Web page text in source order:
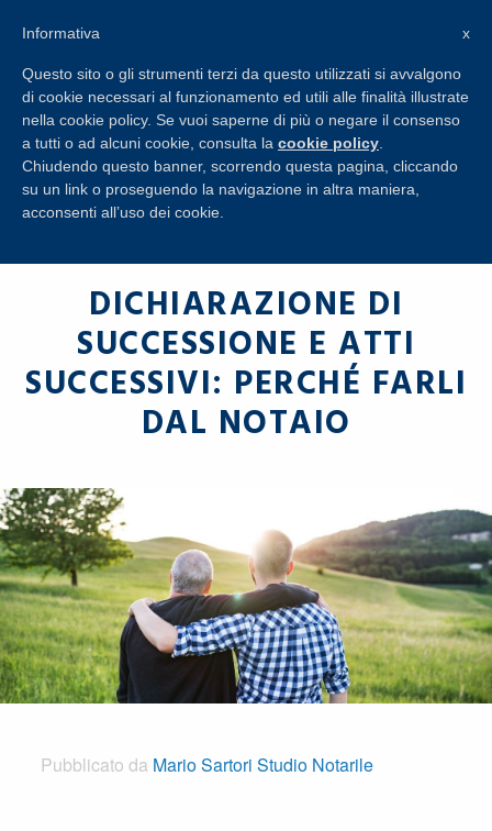
INFORMAZIONI
DICHIARAZIONE DI
SUCCESSIONE E ATTI
SUCCESSIVI: PERCHÉ FARLI
DAL NOTAIO
Pubblicato da Mario Sartori Studio Notarile
x
Informativa
Questo sito o gli strumenti terzi da questo utilizzati si avvalgono
di cookie necessari al funzionamento ed utili alle finalità illustrate
nella cookie policy. Se vuoi saperne di più o negare il consenso
a tutti o ad alcuni cookie, consulta la cookie policy
Chiudendo questo banner, scorrendo questa pagina, cliccando
su un link o proseguendo la navigazione in altra maniera,
acconsenti all’uso dei cookie.